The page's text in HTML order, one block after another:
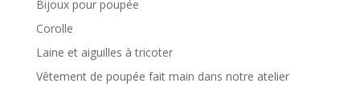
Bijoux pour poupée
Corolle
Laine et aiguilles à tricoter
Vêtement de poupée fait main dans notre atelier